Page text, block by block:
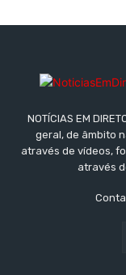
NOTÍCIAS EM
geral, de âmbito
através de vídeos,
através